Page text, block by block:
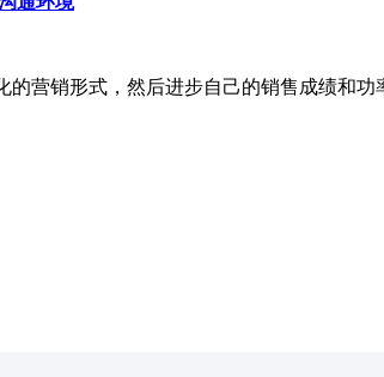
营销形式，然后进步自己的销售成绩和功